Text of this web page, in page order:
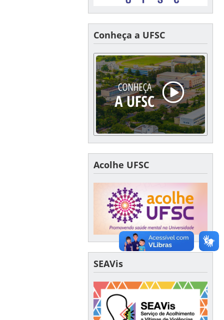
Conheça a UFSC
Acolhe UFSC
SEAVis